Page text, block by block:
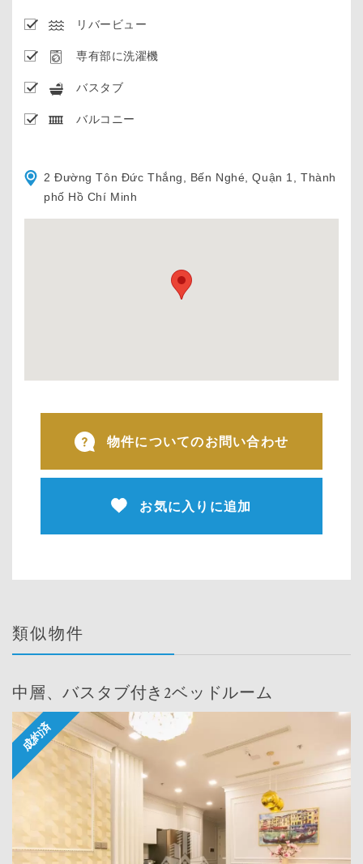
リバービュー
専有部に洗濯機
バスタブ
バルコニー
2 Đường Tôn Đức Thắng, Bến Nghé, Quận 1, Thành
phố Hồ Chí Minh
物件についてのお問い合わせ
お気に入りに追加
類似物件
中層、バスタブ付き2ベッドルーム